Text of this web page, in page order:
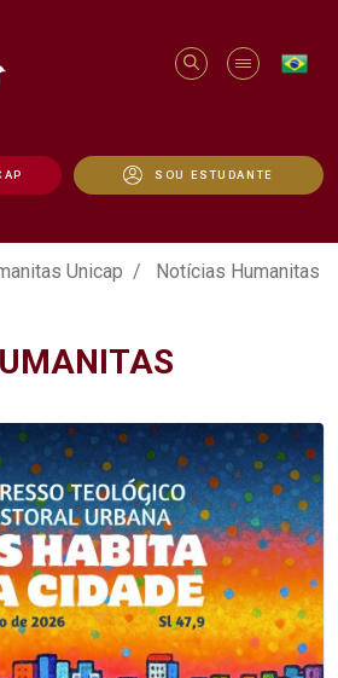
SOU ESTUDANTE
- Unicap
Unicap Notícias Humanitas